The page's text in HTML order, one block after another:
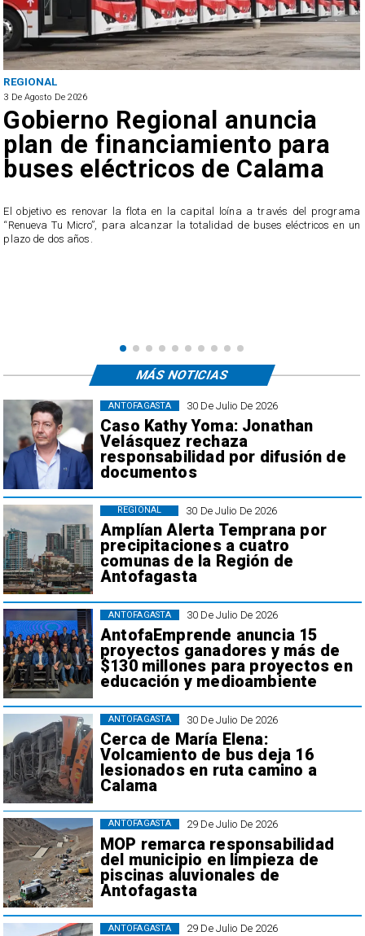
en un
POLICIAL
3 De Agosto De 2026
Cinco detenidos:
tres puntos de venta de
drogas en Antofagasta
Los procedimientos terminaron con la incautación de más de
drogas, correspondientes a pasta base de cocaína,
clorhidrato de cocaína.
30 De Julio De 2026
Caso Kathy Yoma: Jonathan
Velásquez rechaza
responsabilidad por difusión de
documentos
ANTOFAGASTA
30 De Julio De 2026
Amplían Alerta Temprana por
precipitaciones a cuatro
comunas de la Región de
Antofagasta
REGIONAL
30 De Julio De 2026
AntofaEmprende anuncia 15
proyectos ganadores y más de
$130 millones para proyectos en
educación y medioambiente
ANTOFAGASTA
30 De Julio De 2026
Cerca de María Elena:
Volcamiento de bus deja 16
lesionados en ruta camino a
Calama
ANTOFAGASTA
29 De Julio De 2026
MOP remarca responsabilidad
del municipio en limpieza de
piscinas aluvionales de
Antofagasta
ANTOFAGASTA
29 De Julio De 2026
ANTOFAGASTA
MÁS NOTICIAS